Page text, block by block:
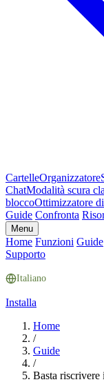
CartelleOrganizzatore
ChatModalità scura
bloccoOttimizzatore
Guide Confronta
Menu
Home Funzioni Guide
Supporto
Italiano
Installa
Home
/
Guide
/
Basta